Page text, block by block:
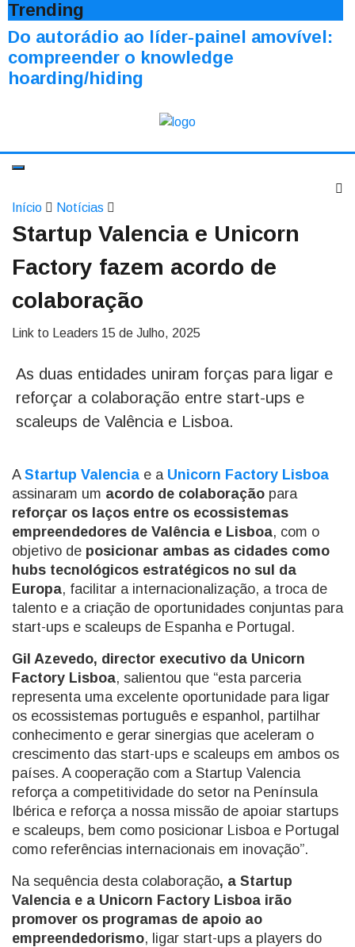
Trending
Do autorádio ao líder-painel amovível:
compreender o knowledge
hoarding/hiding
Início Notícias
Startup Valencia e Unicorn
Factory fazem acordo de
colaboração
Link to Leaders 15 de Julho, 2025
As duas entidades uniram forças para ligar e
reforçar a colaboração entre start-ups e
scaleups de Valência e Lisboa.
A Startup Valencia e a Unicorn Factory Lisboa
assinaram um acordo de colaboração para
reforçar os laços entre os ecossistemas
empreendedores de Valência e Lisboa, com o
objetivo de posicionar ambas as cidades como
hubs tecnológicos estratégicos no sul da
Europa, facilitar a internacionalização, a troca de
talento e a criação de oportunidades conjuntas para
start-ups e scaleups de Espanha e Portugal.
Gil Azevedo, director executivo da Unicorn
Factory Lisboa, salientou que “esta parceria
representa uma excelente oportunidade para ligar
os ecossistemas português e espanhol, partilhar
conhecimento e gerar sinergias que aceleram o
crescimento das start-ups e scaleups em ambos os
países. A cooperação com a Startup Valencia
reforça a competitividade do setor na Península
Ibérica e reforça a nossa missão de apoiar startups
e scaleups, bem como posicionar Lisboa e Portugal
como referências internacionais em inovação”.
Na sequência desta colaboração, a Startup
Valencia e a Unicorn Factory Lisboa irão
promover os programas de apoio ao
empreendedorismo, ligar start-ups a players do